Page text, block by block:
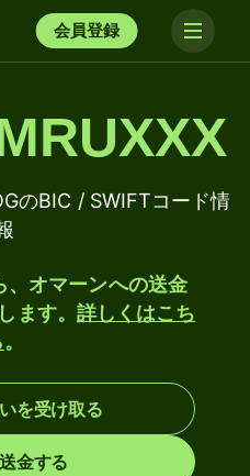
会員登録
のBIC / SWIFTコード情
オマーンへの送金
ます。 詳しくはこち
。
を受け取る
金する